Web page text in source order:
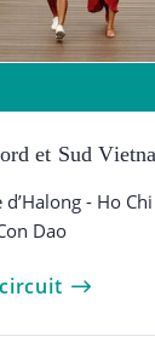
et Sud
d’Halong - Ho
Dao